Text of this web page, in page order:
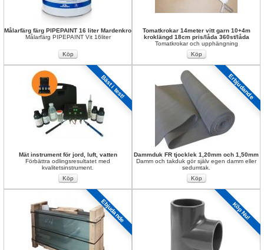
Målarfärg färg PIPEPAINT 16 liter Mardenkro
Målarfärg PIPEPAINT Vit 16liter
Tomatkrokar 14meter vitt garn 10+4m
kroklängd 18cm pris/låda 360st/låda
Tomatkrokar och upphängning
Bäst i test!
Mät instrument för jord, luft, vatten
Förbättra odlingsresultatet med
kvalitetsinstrument.
Erbjudande
Dammduk FR tjocklek 1,20mm och 1,50mm
Damm och takduk gör själv egen damm eller
sedumtak.
Ebjudande Köp Nu!